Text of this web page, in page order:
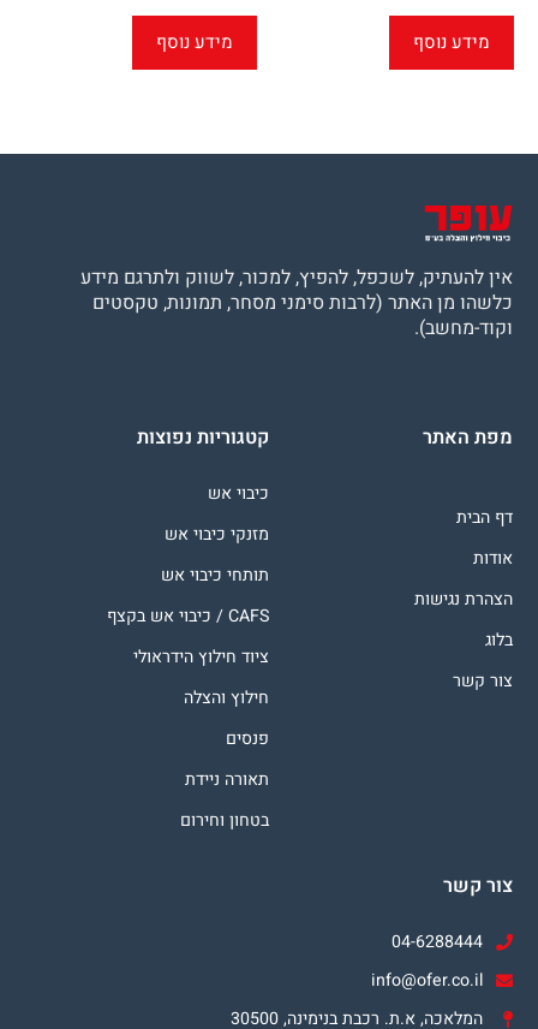
מידע נוסף מידע נוסף
אין להעתיק, לשכפל, להפיץ, למכור, לשווק ולתרגם מידע
כלשהו מן האתר (לרבות סימני מסחר, תמונות, טקסטים
וקוד-מחשב).
מפת האתר
דף הבית
אודות
הצהרת נגישות
בלוג
צור קשר
קטגוריות נפוצות
כיבוי אש
מזנקי כיבוי אש
תותחי כיבוי אש
CAFS / כיבוי אש בקצף
ציוד חילוץ הידראולי
חילוץ והצלה
פנסים
תאורה ניידת
בטחון וחירום
צור קשר
04-6288444
info@ofer.co.il
המלאכה, א.ת. רכבת בנימינה, 30500